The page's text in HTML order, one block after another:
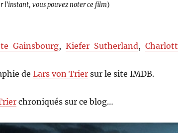
l'instant, vous pouvez noter ce film)
Gainsbourg, Kiefer Sutherland,
deLars von Trier sur le site IMDB.
chroniqués sur ce blog…